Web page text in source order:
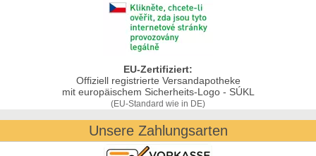
EU-Zertifiziert:
Offiziell registrierte Versandapotheke
mit europäischem Sicherheits-Logo - SÚKL
(EU-Standard wie in DE)
Unsere Zahlungsarten